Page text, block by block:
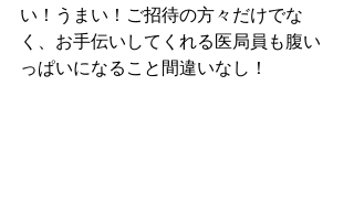
い！うまい！ご招待の方々だけでな
く、お手伝いしてくれる医局員も腹い
っぱいになること間違いなし！